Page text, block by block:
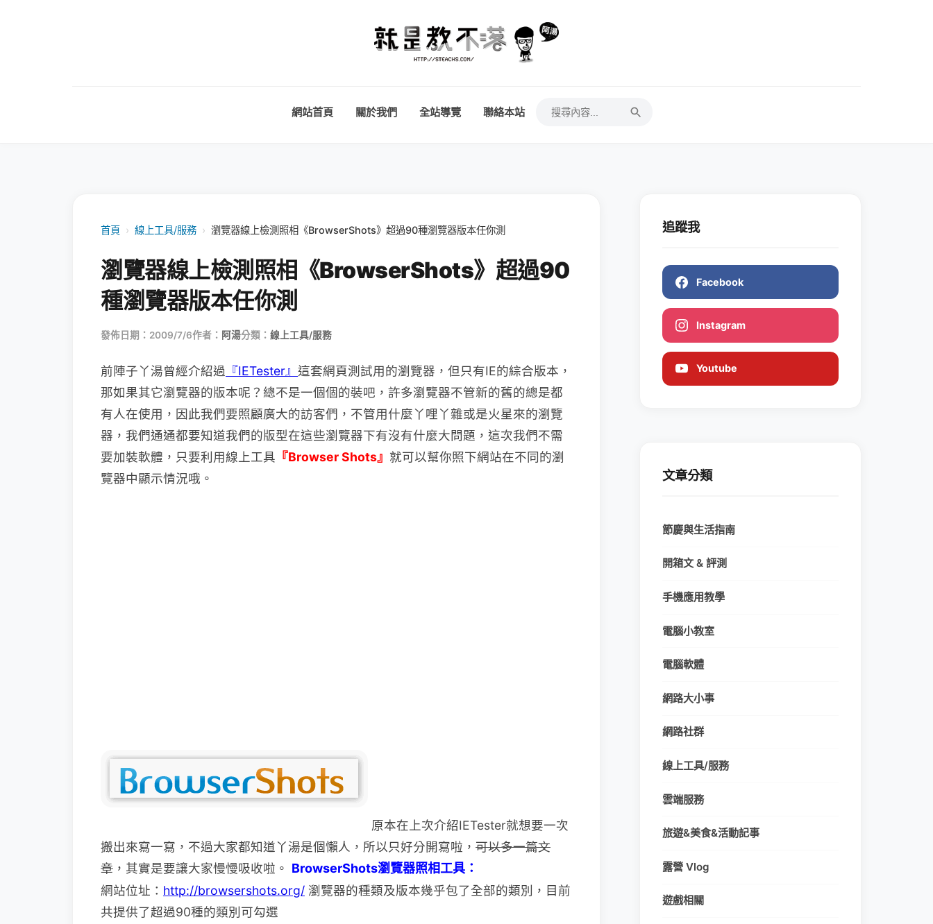
網站首頁 關於我們 全站導覽 聯絡本站
首頁 › 線上工具/服務 › 瀏覽器線上檢測照相《BrowserShots》超過90種瀏覽器版本任你測
瀏覽器線上檢測照相《BrowserShots》超過90
種瀏覽器版本任你測
發佈日期：2009/7/6作者： 阿湯分類： 線上工具/服務
前陣子丫湯曾經介紹過 『IETester』 這套網頁測試用的瀏覽器，但只有IE的綜合版本，
那如果其它瀏覽器的版本呢？總不是一個個的裝吧，許多瀏覽器不管新的舊的總是都
有人在使用，因此我們要照顧廣大的訪客們，不管用什麼丫哩丫雜或是火星來的瀏覽
器，我們通通都要知道我們的版型在這些瀏覽器下有沒有什麼大問題，這次我們不需
要加裝軟體，只要利用線上工具 『Browser Shots』 就可以幫你照下網站在不同的瀏
覽器中顯示情況哦。
原本在上次介紹IETester就想要一次
搬出來寫一寫，不過大家都知道丫湯是個懶人，所以只好分開寫啦， 可以多一篇文
章 ，其實是要讓大家慢慢吸收啦。 BrowserShots瀏覽器照相工具：
網站位址： http://browsershots.org/ 瀏覽器的種類及版本幾乎包了全部的類別，目前
共提供了超過90種的類別可勾選
追蹤我
Facebook
Instagram
Youtube
文章分類
節慶與生活指南
開箱文 & 評測
手機應用教學
電腦小教室
電腦軟體
網路大小事
網路社群
線上工具/服務
雲端服務
旅遊&美食&活動記事
露營 Vlog
遊戲相關